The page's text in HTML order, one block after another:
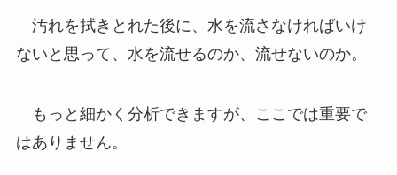
汚れを拭きとれた後に、水を流さなければいけ
ないと思って、水を流せるのか、流せないのか。
もっと細かく分析できますが、ここでは重要で
はありません。